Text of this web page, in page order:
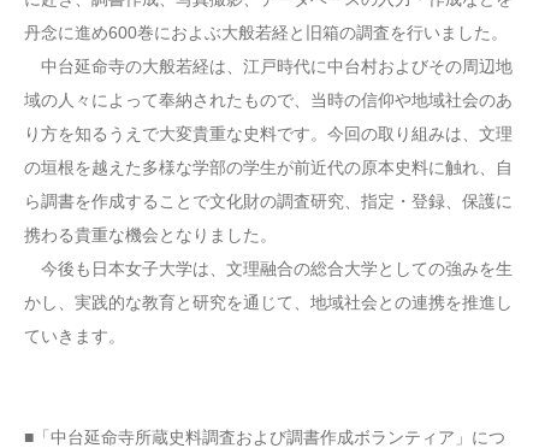
丹念に進め600巻におよぶ大般若経と旧箱の調査を行いました。
中台延命寺の大般若経は、江戸時代に中台村およびその周辺地
域の人々によって奉納されたもので、当時の信仰や地域社会のあ
り方を知るうえで大変貴重な史料です。今回の取り組みは、文理
の垣根を越えた多様な学部の学生が前近代の原本史料に触れ、自
ら調書を作成することで文化財の調査研究、指定・登録、保護に
携わる貴重な機会となりました。
今後も日本女子大学は、文理融合の総合大学としての強みを生
かし、実践的な教育と研究を通じて、地域社会との連携を推進し
ていきます。
■「中台延命寺所蔵史料調査および調書作成ボランティア」につ